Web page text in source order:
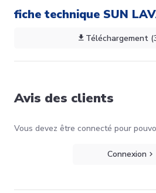
fiche technique SUN
Téléchargement
Avis des clients
Vous devez être connecté pour
Connexion